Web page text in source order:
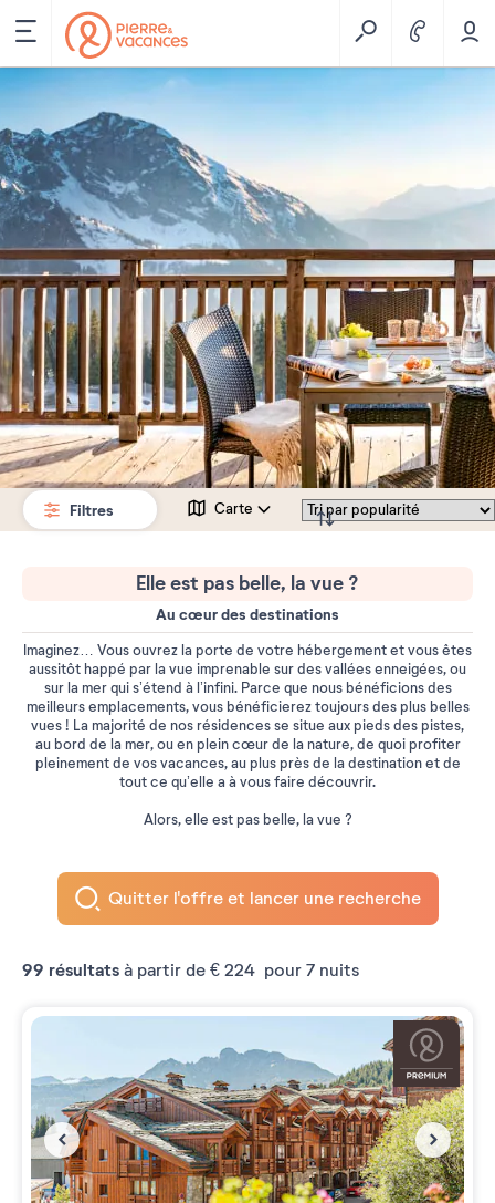
Filtres Carte
Elle est pas belle, la vue ?
Au cœur des destinations
Imaginez… Vous ouvrez la porte de votre hébergement et vous êtes
aussitôt happé par la vue imprenable sur des vallées enneigées, ou
sur la mer qui s’étend à l’infini. Parce que nous bénéficions des
meilleurs emplacements, vous bénéficierez toujoursdes plus belles
vues ! La majorité de nos résidences se situe aux pieds des pistes,
au bord de la mer, ou en plein cœur de la nature, de quoi profiter
pleinement de vosvacances, au plus près de la destination et de
tout ce qu’elle a à vous faire découvrir.
Alors, elle est pas belle, la vue ?
Quitter l'offre et lancer une recherche
99 résultats à partir de € 224 pour 7 nuits